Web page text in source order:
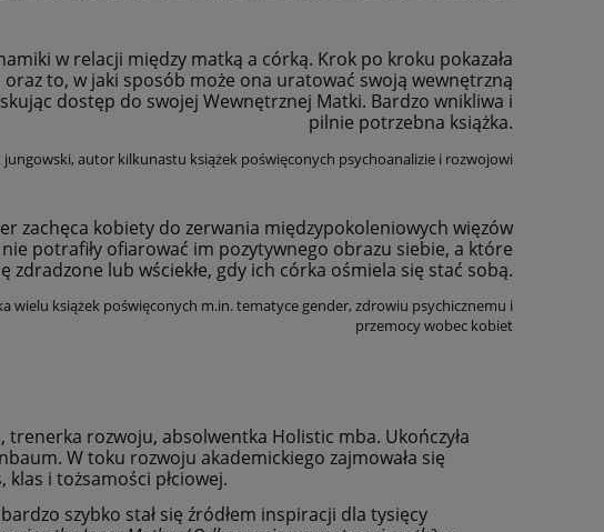
w relacji między matką a córką. Krok po kroku pokazała
to, w jaki sposób może ona uratować swoją wewnętrzną
dostęp do swojej Wewnętrznej Matki. Bardzo wnikliwa i
pilnie potrzebna książka.
autor kilkunastu książek poświęconych psychoanalizie i rozwojowi
zachęca kobiety do zerwania międzypokoleniowych więzów
potrafiły ofiarować im pozytywnego obrazu siebie, a które
zdradzone lub wściekłe, gdy ich córka ośmiela się stać sobą.
wielu książek poświęconych m.in. tematyce gender, zdrowiu psychicznemu i
przemocy wobec kobiet
trenerka rozwoju, absolwentka Holistic mba. Ukończyła
W toku rozwoju akademickiego zajmowała się
i tożsamości płciowej.
szybko stał się źródłem inspiracji dla tysięcy